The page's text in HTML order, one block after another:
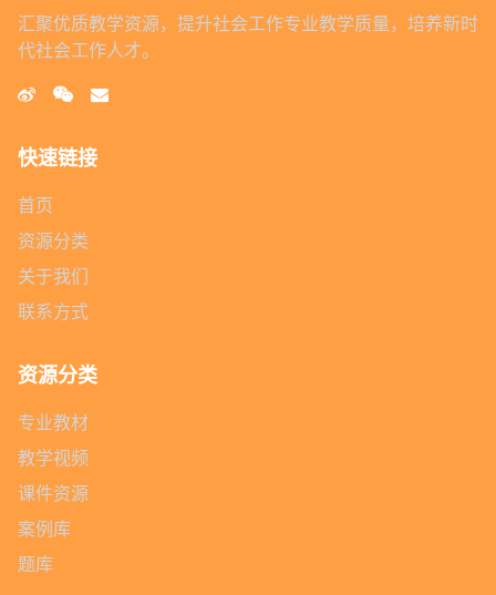
汇聚优质教学资源，提升社会工作专业教学质量，培养新时
代社会工作人才。
快速链接
首页
资源分类
关于我们
联系方式
资源分类
专业教材
教学视频
课件资源
案例库
题库